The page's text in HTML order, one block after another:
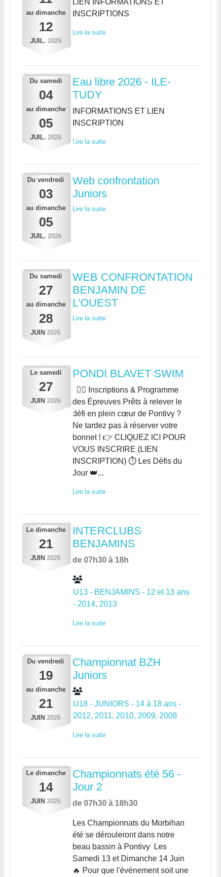
au dimanche
12
JUIL. 2026
INSCRIPTIONS
Lire la suite
Du samedi
04
au dimanche
05
JUIL. 2026
Eau libre 2026 - ILE-
TUDY
INFORMATIONS ET LIEN
INSCRIPTION
Lire la suite
Du vendredi
03
au dimanche
05
JUIL. 2026
Web confrontation
Juniors
Lire la suite
Du samedi
27
au dimanche
28
JUIN 2026
WEB CONFRONTATION
BENJAMIN DE
L'OUEST
Lire la suite
Le samedi
27
JUIN 2026
PONDI BLAVET SWIM
🏊‍♂️ Inscriptions & Programme
des Épreuves Prêts à relever le
défi en plein cœur de Pontivy ?
Ne tardez pas à réserver votre
bonnet ! 👉 CLIQUEZ ICI POUR
VOUS INSCRIRE (LIEN
INSCRIPTION) ⏱️ Les Défis du
Jour 👑...
Lire la suite
Le dimanche
21
JUIN 2026
INTERCLUBS
BENJAMINS
de 07h30 à 18h
U13 - BENJAMINS - 12 et 13 ans
- 2014, 2013
Lire la suite
Du vendredi
19
au dimanche
21
JUIN 2026
Championnat BZH
Juniors
U18 - JUNIORS - 14 à 18 ans -
2012, 2011, 2010, 2009, 2008
Lire la suite
Le dimanche
14
JUIN 2026
Championnats été 56 -
Jour 2
de 07h30 à 18h30
Les Championnats du Morbihan
été se dérouleront dans notre
beau bassin à Pontivy Les
Samedi 13 et Dimanche 14 Juin
🔥 Pour que l'événement soit une